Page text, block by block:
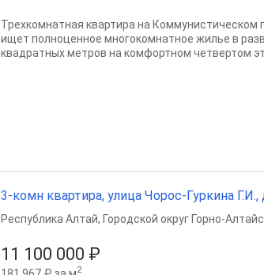
Трехкомнатная квартира на Коммунистическом
ищет полноценное многокомнатное жилье в
квадратных метров на комфортном четвертом
3-комн квартира, улица Чорос-Гуркина
11 100 000 ₽
2
Республика Алтай, Городской округ Горно-